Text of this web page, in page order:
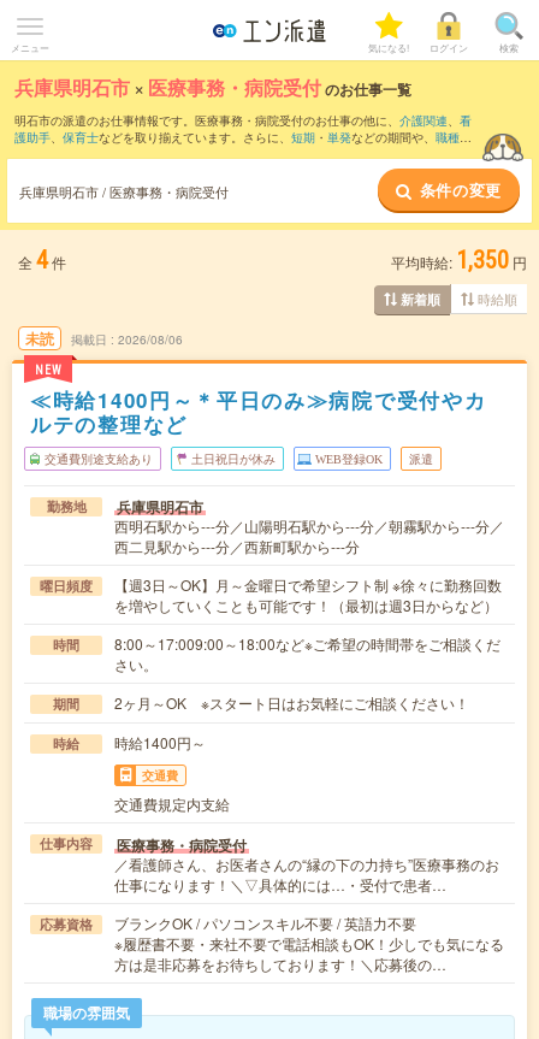
メニュー 気になる! ログイン 検索
兵庫県明石市 × 医療事務・病院受付のお仕事一覧
明石市の派遣のお仕事情報です。医療事務・病院受付のお仕事の他に、 介護関連、 看
護助手、 保育士などを取り揃えています。さらに、 短期 ・ 単発などの期間や、 職種未
兵庫県明石市 / 医療事務・病院受付 条件の変更
全 4件 平均時給: 1,350 円
新着順 時給順
未読
NEW
掲載日 2026/08/06
≪時給1400円～＊平日のみ≫病院で受付やカ
ルテの整理など
交通費別途支給あり 土日祝日が休み WEB登録OK 派遣
勤務地 兵庫県明石市
西明石駅から---分／山陽明石駅から---分／朝霧駅から---分／
西二見駅から---分／西新町駅から---分
曜日頻度
【週3日～OK】月～金曜日で希望シフト制 ※徐々に勤務回数
を増やしていくことも可能です！（最初は週3日からなど）
時間
8:00～17:009:00～18:00など※ご希望の時間帯をご相談くだ
さい。
期間 2ヶ月～OK ※スタート日はお気軽にご相談ください！
時給 時給1400円～
交通費
交通費規定内支給
仕事内容 医療事務・病院受付
／看護師さん、お医者さんの“縁の下の力持ち”医療事務のお
仕事になります！＼▽具体的には…・受付で患者…
応募資格
ブランクOK / パソコンスキル不要 / 英語力不要
※履歴書不要・来社不要で電話相談もOK！少しでも気になる
方は是非応募をお待ちしております！＼応募後の…
職場の雰囲気